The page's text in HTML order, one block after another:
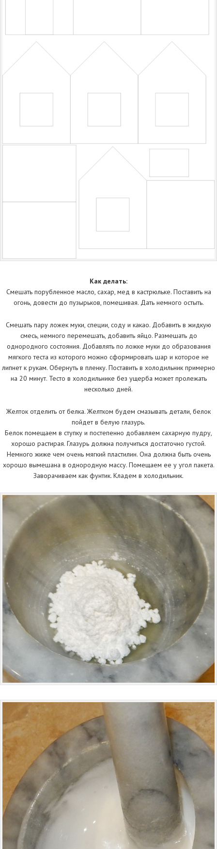
Как делать:
Смешать порубленное масло, сахар, мед в кастрюльке. Поставить на
огонь, довести до пузырьков, помешивая. Дать немного остыть.
Смешать пару ложек муки, специи, соду и какао. Добавить в жидкую
смесь, немного перемешать, добавить яйцо. Размешать до
однородного состояния. Добавлять по ложке муки до образования
мягкого теста из которого можно сформировать шар и которое не
липнет к рукам. Обернуть в пленку. Поставить в холодильник примерно
на 20 минут. Тесто в холодильнике без ущерба может пролежать
несколько дней.
Желток отделить от белка. Желтком будем смазывать детали, белок
пойдет в белую глазурь.
Белок помещаем в ступку и постепенно добавляем сахарную пудру,
хорошо растирая. Глазурь должна получиться достаточно густой.
Немного жиже чем очень мягкий пластилин. Она должна быть очень
хорошо вымешана в однородную массу. Помещаем ее у угол пакета.
Заворачиваем как фунтик. Кладем в холодильник.